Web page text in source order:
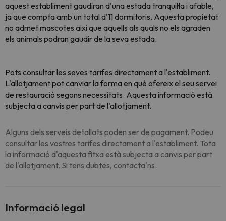
aquest establiment gaudiran d'una estada tranquil·la i afable,
ja que compta amb un total d'11 dormitoris. Aquesta propietat
no admet mascotes així que aquells als quals no els agraden
els animals podran gaudir de la seva estada.
Pots consultar les seves tarifes directament a l'establiment.
L'allotjament pot canviar la forma en què ofereix el seu servei
de restauració segons necessitats. Aquesta informació està
subjecta a canvis per part de l'allotjament.
Alguns dels serveis detallats poden ser de pagament. Podeu
consultar les vostres tarifes directament a l'establiment. Tota
la informació d'aquesta fitxa està subjecta a canvis per part
de l'allotjament. Si tens dubtes, contacta'ns.
Informació legal